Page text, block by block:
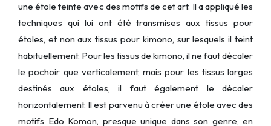
une étole teinte avec des motifs de cet art. Il a appliqué les
techniques qui lui ont été transmises aux tissus pour
étoles, et non aux tissus pour kimono, sur lesquels il teint
habituellement. Pour les tissus de kimono, il ne faut décaler
le pochoir que verticalement, mais pour les tissus larges
destinés aux étoles, il faut également le décaler
horizontalement. Il est parvenu à créer une étole avec des
motifs Edo Komon, presque unique dans son genre, en